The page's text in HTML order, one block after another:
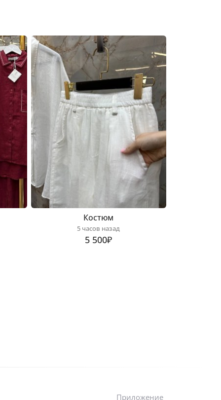
Костюм
5 часов назад
5 500₽
Приложение